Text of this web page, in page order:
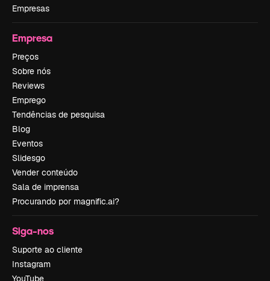
Empresas
Empresa
Preços
Sobre nós
Reviews
Emprego
Tendências de pesquisa
Blog
Eventos
Slidesgo
Vender conteúdo
Sala de imprensa
Procurando por magnific.ai?
Siga-nos
Suporte ao cliente
Instagram
YouTube